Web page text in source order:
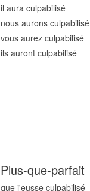
il aura culpabilisé
nous aurons culpabilisé
vous aurez culpabilisé
ils auront culpabilisé
Plus-que-parfait
que j'eusse culpabilisé